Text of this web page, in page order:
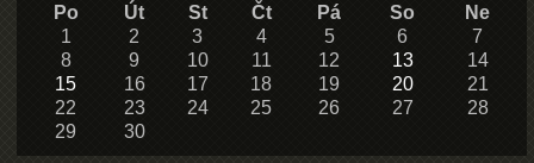
Po
Út St Čt Pá So
Ne
1
2 3 4 5 6
7
8
9 10 11 12 13
14
15
16 17 18 19 20
21
22
23 24 25 26 27
28
29
30